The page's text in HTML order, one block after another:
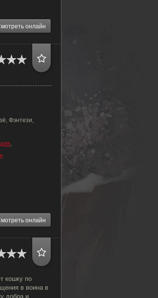
онлайн
Фэнтези,
,
онлайн
кошку по
в воина в
добра и